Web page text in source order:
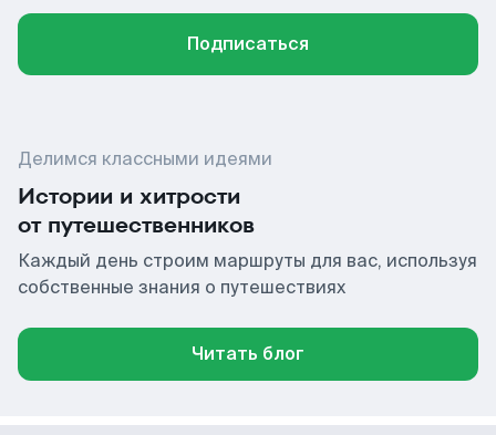
Подписаться
Делимся классными идеями
Истории и хитрости
от путешественников
Каждый день строим маршруты для вас, используя
собственные знания о путешествиях
Читать блог